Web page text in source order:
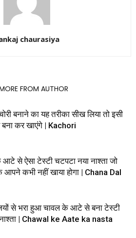
chaurasiya
FROM AUTHOR
बनाने का यह तरीका सीख लिया तो इसी
कर खाएंगे | Kachori
से ऐसा टेस्टी चटपटा नया नाश्ता जो
कभी नहीं खाया होगा | Chana Dal
से भरा हुआ चावल के आटे से बना टेस्टी
| Chawal ke Aate ka nasta